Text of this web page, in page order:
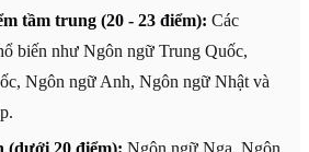
tầm trung (20 - 23 điểm): Các
biến như Ngôn ngữ Trung Quốc,
Ngôn ngữ Anh, Ngôn ngữ Nhật và